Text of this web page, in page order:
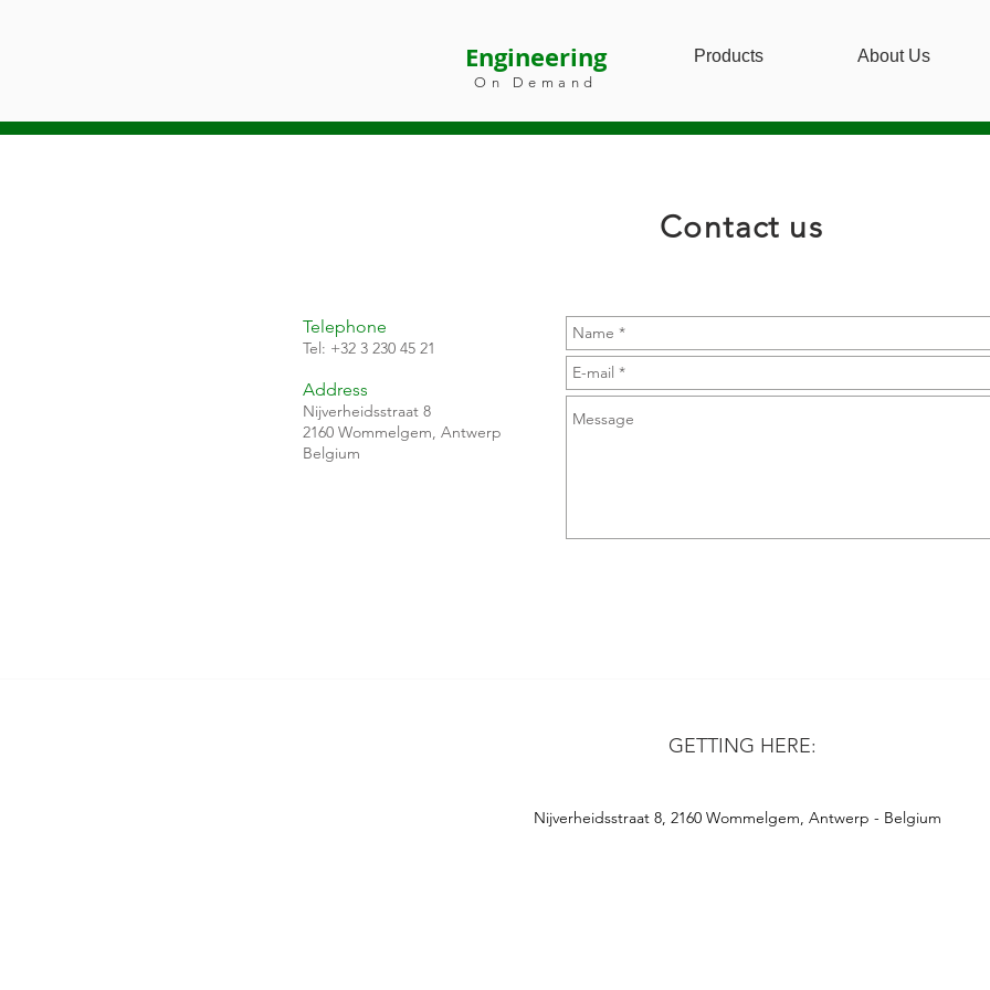
Engineering
On Demand
Products About Us
Contact us
Telephone
Tel: +32 3 230 45 21
Address
Nijverheidsstraat 8
2160 Wommelgem, Antwerp
Belgium
GETTING HERE:
Nijverheidsstraat 8, 2160 Wommelgem, Antwerp - Belgium